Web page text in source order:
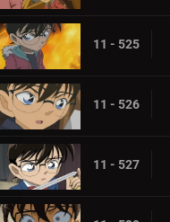
11 - 525
11 - 526
11 - 527